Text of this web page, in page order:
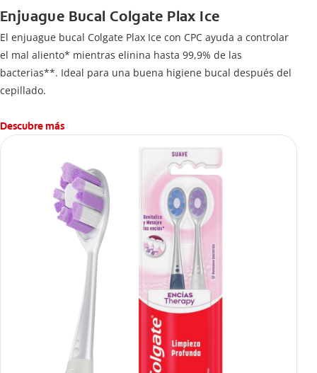
Enjuague Bucal Colgate Plax Ice
El enjuague bucal Colgate Plax Ice con CPC ayuda a controlar
el mal aliento* mientras elinina hasta 99,9% de las
bacterias**. Ideal para una buena higiene bucal después del
cepillado.
Descubre más